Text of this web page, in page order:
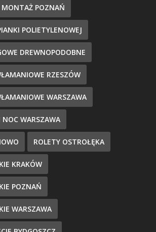
MONTAŻ POZNAŃ
POLIETYLENOWEJ
DREWNOPODOBNE
RZESZÓW
WARSZAWA
WARSZAWA
ROLETY OSTROŁĘKA
KRAKÓW
POZNAŃ
WARSZAWA